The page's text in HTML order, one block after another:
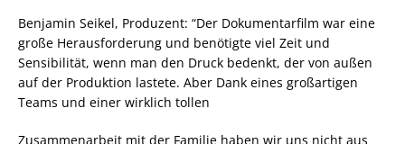
Benjamin Seikel, Produzent: “Der Dokumentarfilm war eine
große Herausforderung und benötigte viel Zeit und
Sensibilität, wenn man den Druck bedenkt, der von außen
auf der Produktion lastete. Aber Dank eines großartigen
Teams und einer wirklich tollen
Zusammenarbeit mit der Familie haben wir uns nicht aus